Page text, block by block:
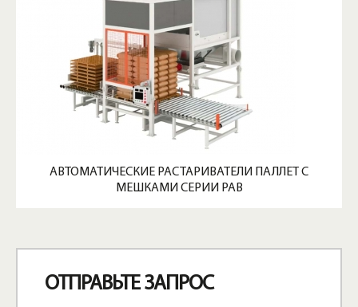
АВТОМАТИЧЕСКИЕ РАСТАРИВАТЕЛИ ПАЛЛЕТ С
МЕШКАМИ СЕРИИ PAB
ОТПРАВЬТЕ ЗАПРОС